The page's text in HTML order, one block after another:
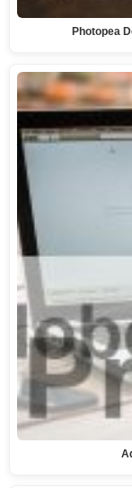
Photopea